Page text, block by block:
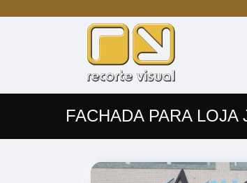
FACHADA PARA LOJA